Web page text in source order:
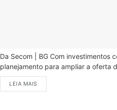
Da Secom | BG Com investimentos
planejamento para ampliar a oferta
LEIA MAIS